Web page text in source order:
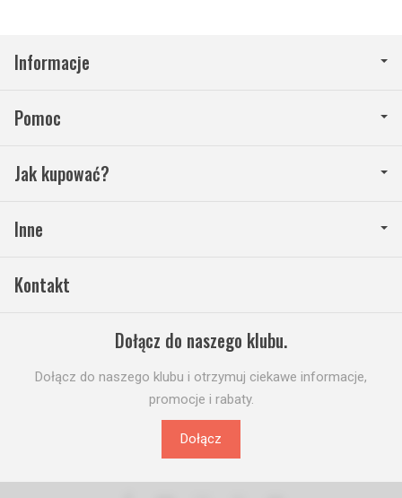
Informacje
Pomoc
Jak kupować?
Inne
Kontakt
Dołącz do naszego klubu.
Dołącz do naszego klubu i otrzymuj ciekawe informacje,
promocje i rabaty.
Dołącz